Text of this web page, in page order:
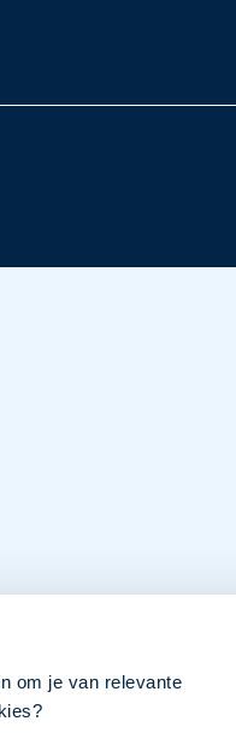
om je van relevante